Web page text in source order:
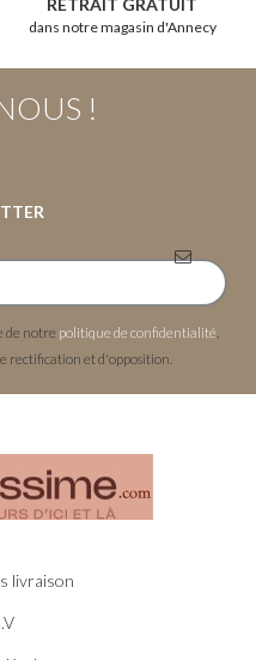
dans notre magasin d'Annecy
!
de notre politique de confidentialité
rectification et d'opposition.
livraison